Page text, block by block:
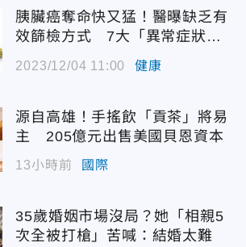
胰臟癌奪命快又猛！醫曝缺乏有
效篩檢方式 7大「異常症狀」
2023/12/04 11:00 健康
源自高雄！手搖飲「貢茶」將易
主 205億元出售美國貝恩資本
13小時前 國際
35歲婚姻市場沒局？她「相親5
次全被打槍」苦喊：結婚太難